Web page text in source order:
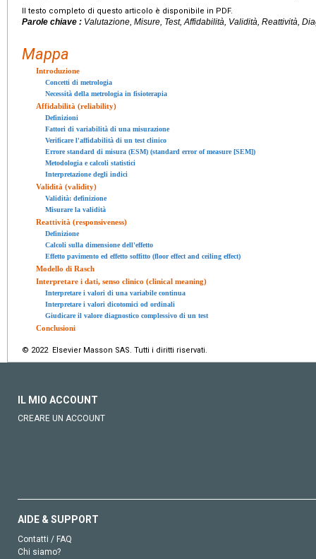
Il testo completo di questo articolo è disponibile in PDF.
Parole chiave : Valutazione, Misure, Test, Affidabilità, Validità, Reattività,
Mappa
Introduzione
Concetti di metrologia
Necessità della metrologia in fisioterapia
Affidabilità (reliability)
Definizioni
Fattori di variabilità di una misurazione
Verificare l'affidabilità di un test clinico
Errore standard di misura (ESM) (standard error of measure [SEM])
Metodologia e calcoli statistici
Interpretazione degli indici
Validità (validity)
Validità: definizione
Misurare la validità
Reattività (responsiveness)
Definizione
Calcoli sulla dimensione dell'effetto
Effetto pavimento ed effetto soffitto (floor effect and ceiling effect)
Modello di Rasch
Interpretare i dati, senso clinico (clinical meaning)
Interpretare i valori di una variabile continua
Interpretare i valori dicotomici od ordinali
Giudicare il valore diagnostico complessivo di un test
Conclusioni
© 2022 Elsevier Masson SAS. Tutti i diritti riservati.
IL MIO ACCOUNT
CREARE UN ACCOUNT
AIDE & SUPPORT
Contatti / FAQ
Chi siamo?